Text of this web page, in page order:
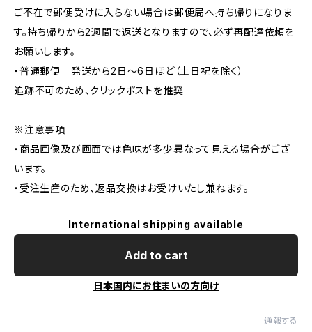
ご不在で郵便受けに入らない場合は郵便局へ持ち帰りになりま
す。持ち帰りから2週間で返送となりますので、必ず再配達依頼を
お願いします。
・普通郵便 発送から2日〜6日ほど（土日祝を除く）
追跡不可のため、クリックポストを推奨
※注意事項
・商品画像及び画面では色味が多少異なって見える場合がござ
います。
・受注生産のため、返品交換はお受けいたし兼ねます。
International shipping available
Add to cart
日本国内にお住まいの方向け
通報する